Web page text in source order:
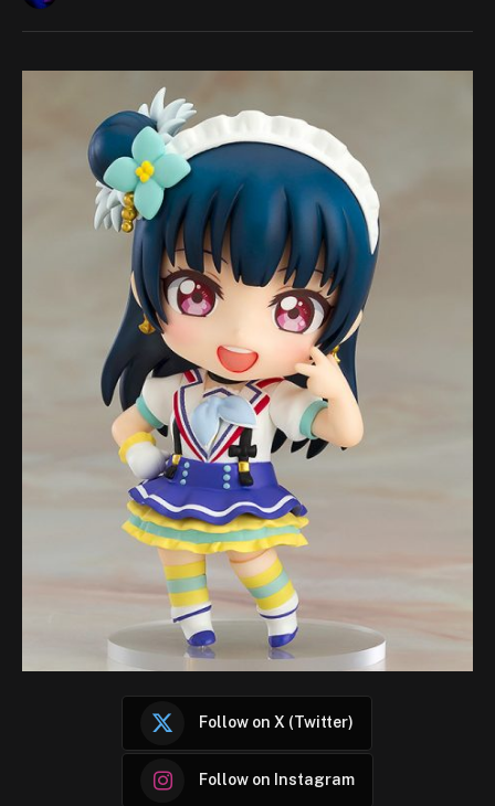
Follow on X (Twitter)
Follow on Instagram